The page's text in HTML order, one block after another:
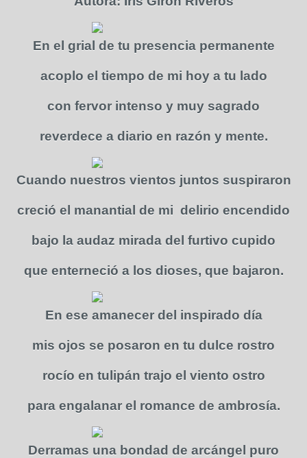
En el grial de tu presencia permanente
acoplo el tiempo de mi hoy a tu lado
con fervor intenso y muy sagrado
reverdece a diario en razón y mente.
Cuando nuestros vientos juntos suspiraron
creció el manantial de mi delirio encendido
bajo la audaz mirada del furtivo cupido
que enterneció a los dioses, que bajaron.
En ese amanecer del inspirado día
mis ojos se posaron en tu dulce rostro
rocío en tulipán trajo el viento ostro
para engalanar el romance de ambrosía.
Derramas una bondad de arcángel puro